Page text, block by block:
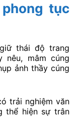
tục
thái độ trang
nêu, mâm cúng
ảnh thầy cúng
trải nghiệm văn
thể hiện sự trân